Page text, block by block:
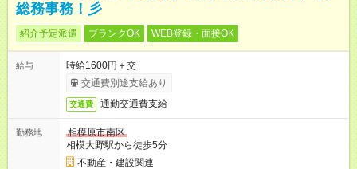
総務事務！彡
紹介予定派遣 ブランクOK WEB登録・面接OK
給与
時給1600円＋交
交通費別途支給あり
交通費 通勤交通費支給
勤務地
相模原市南区
相模大野駅から徒歩5分
不動産・建設関連